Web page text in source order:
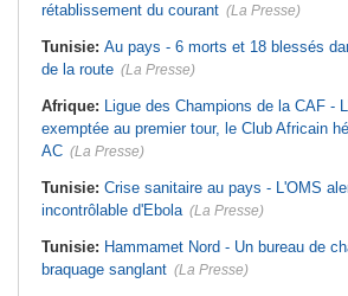
rétablissement du courant (La Presse)
Tunisie: Au pays - 6 morts et 18 blessés
de la route (La Presse)
Afrique: Ligue des Champions de la CAF -
exemptée au premier tour, le Club Africain
AC (La Presse)
Tunisie: Crise sanitaire au pays - L'OMS
incontrôlable d'Ebola (La Presse)
Tunisie: Hammamet Nord - Un bureau de
braquage sanglant (La Presse)